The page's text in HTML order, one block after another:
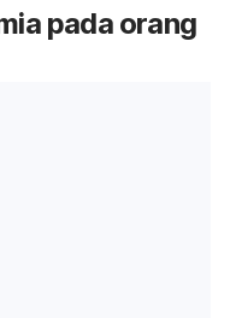
pada orang